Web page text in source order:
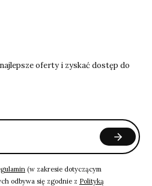
oferty i zyskać dostęp do
(w zakresie dotyczącym
odbywa się zgodnie z Polityką